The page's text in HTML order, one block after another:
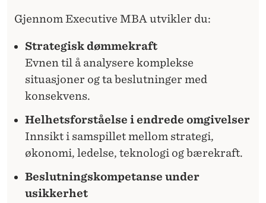
Gjennom Executive MBA utvikler du:
Strategisk dømmekraft
Evnen til å analysere komplekse
situasjoner og ta beslutninger med
konsekvens.
Helhetsforståelse i endrede omgivelser
Innsikt i samspillet mellom strategi,
økonomi, ledelse, teknologi og bærekraft.
Beslutningskompetanse under
usikkerhet